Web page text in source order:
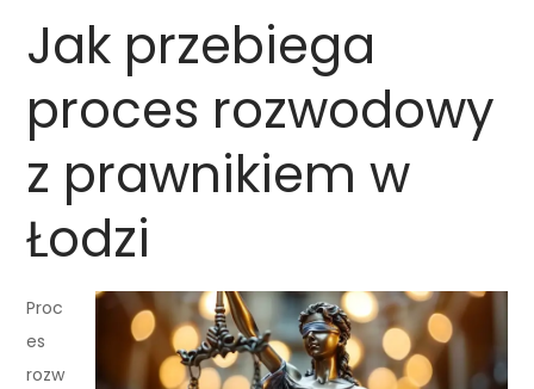
Jak przebiega
proces rozwodowy
z prawnikiem w
Łodzi
Proc
es
rozw